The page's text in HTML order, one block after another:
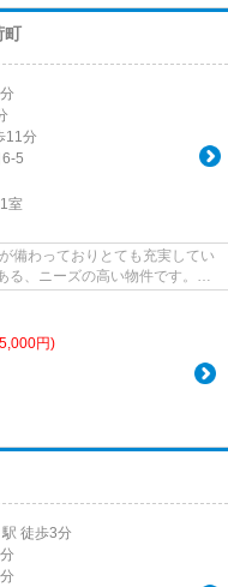
町
11分
6-5
1室
備わっておりとても充実してい
る、ニーズの高い物件です。こ
円)
駅 徒歩3分